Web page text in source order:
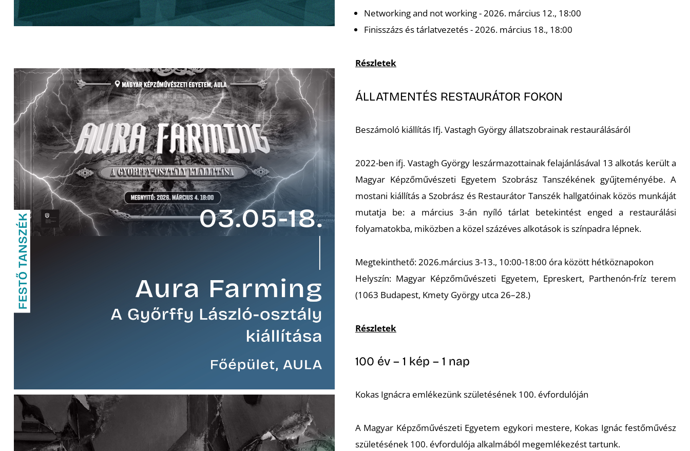
Networking and not working - 2026. március 12., 18:00
Finisszázs és tárlatvezetés - 2026. március 18., 18:00
Részletek
ÁLLATMENTÉS RESTAURÁTOR FOKON
Beszámoló kiállítás Ifj. Vastagh György állatszobrainak restaurálásáról
2022-ben ifj. Vastagh György leszármazottainak felajánlásával 13 alkotás került a
Magyar Képzőművészeti Egyetem Szobrász Tanszékének gyűjteményébe. A
mostani kiállítás a Szobrász és Restaurátor Tanszék hallgatóinak közös munkáját
mutatja be: a március 3-án nyíló tárlat betekintést enged a restaurálási
folyamatokba, miközben a közel százéves alkotások is színpadra lépnek.
Megtekinthető: 2026.március 3-13., 10:00-18:00 óra között hétköznapokon
Helyszín: Magyar Képzőművészeti Egyetem, Epreskert, Parthenón-fríz terem
(1063 Budapest, Kmety György utca 26–28.)
Részletek
100 év – 1 kép – 1 nap
Kokas Ignácra emlékezünk születésének 100. évfordulóján
A Magyar Képzőművészeti Egyetem egykori mestere, Kokas Ignác festőművész
születésének 100. évfordulója alkalmából megemlékezést tartunk.